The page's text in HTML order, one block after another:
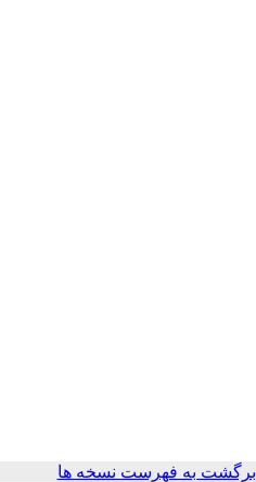
برگشت به فهرست نسخه ها